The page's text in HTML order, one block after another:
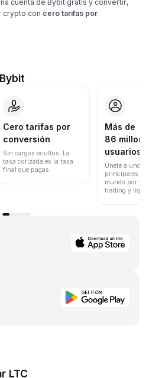
cuenta de Bybit gratis y convertir,
crypto con cero tarifas por
Cero tarifas por
conversión
Sin cargos ocultos. La
tasa cotizada es la tasa
final que pagas.
Más de
86
usuarios
Únete a uno
principales
mundo por
trading y
LTC